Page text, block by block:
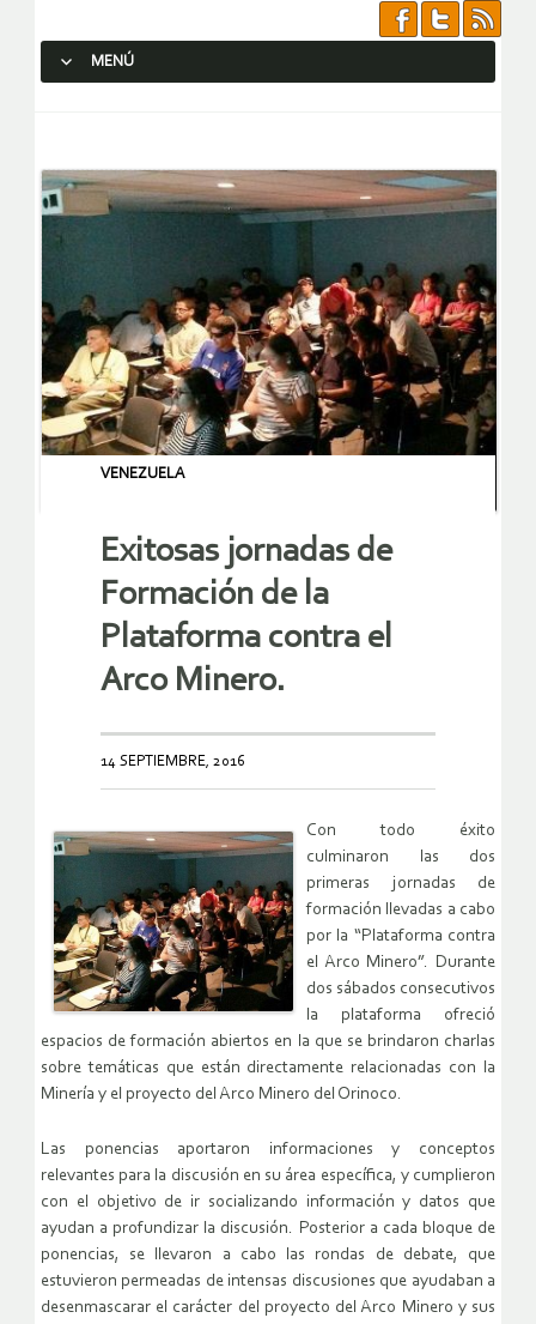
MENÚ
VENEZUELA
Exitosas jornadas de
Formación de la
Plataforma contra el
Arco Minero.
14 SEPTIEMBRE, 2016
Con todo éxito
culminaron las dos
primeras jornadas de
formación llevadas a cabo
por la “Plataforma contra
el Arco Minero”. Durante
dos sábados consecutivos
la plataforma ofreció
espacios de formación abiertos en la que se brindaron charlas
sobre temáticas que están directamente relacionadas con la
Minería y el proyecto del Arco Minero del Orinoco.
Las ponencias aportaron informaciones y conceptos
relevantes para la discusión en su área específica, y cumplieron
con el objetivo de ir socializando información y datos que
ayudan a profundizar la discusión. Posterior a cada bloque de
ponencias, se llevaron a cabo las rondas de debate, que
estuvieron permeadas de intensas discusiones que ayudaban a
desenmascarar el carácter del proyecto del Arco Minero y sus